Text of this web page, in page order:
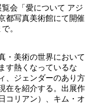
会「愛について アジ
都写真美術館にて開催
。
・美術の世界において
す熱くなっているな
、ジェンダーのあり方
在を紹介する。出展作
コリアン）、キム・オ